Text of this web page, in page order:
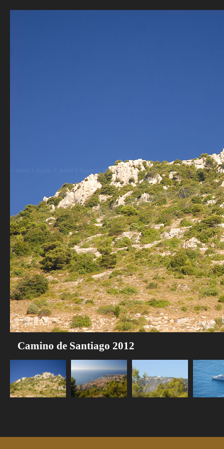
Camino de Santiago 2012